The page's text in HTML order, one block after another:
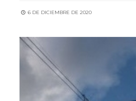
6 DE DICIEMBRE DE 2020